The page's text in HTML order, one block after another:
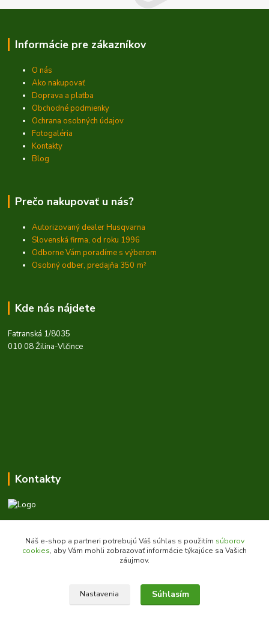
Informácie pre zákazníkov
O nás
Ako nakupovať
Doprava a platba
Obchodné podmienky
Ochrana osobných údajov
Fotogaléria
Kontakty
Blog
Prečo nakupovať u nás?
Autorizovaný dealer Husqvarna
Slovenská firma, od roku 1996
Odborne Vám poradíme s výberom
Osobný odber, predajňa 350 m²
Kde nás nájdete
Fatranská 1/8035
010 08 Žilina-Vlčince
Kontakty
+421 903 707 668
(Po-Pia, 8-16 hod.)
Náš e-shop a partneri potrebujú Váš súhlas s použitím súborov
cookies, aby Vám mohli zobrazovať informácie týkajúce sa Vašich
záujmov.
Nastavenia Súhlasím